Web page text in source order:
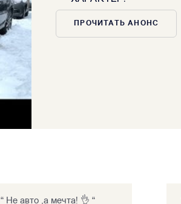
ПРОЧИТАТЬ АНОНС
“ Не авто ,а мечта! 👌 “